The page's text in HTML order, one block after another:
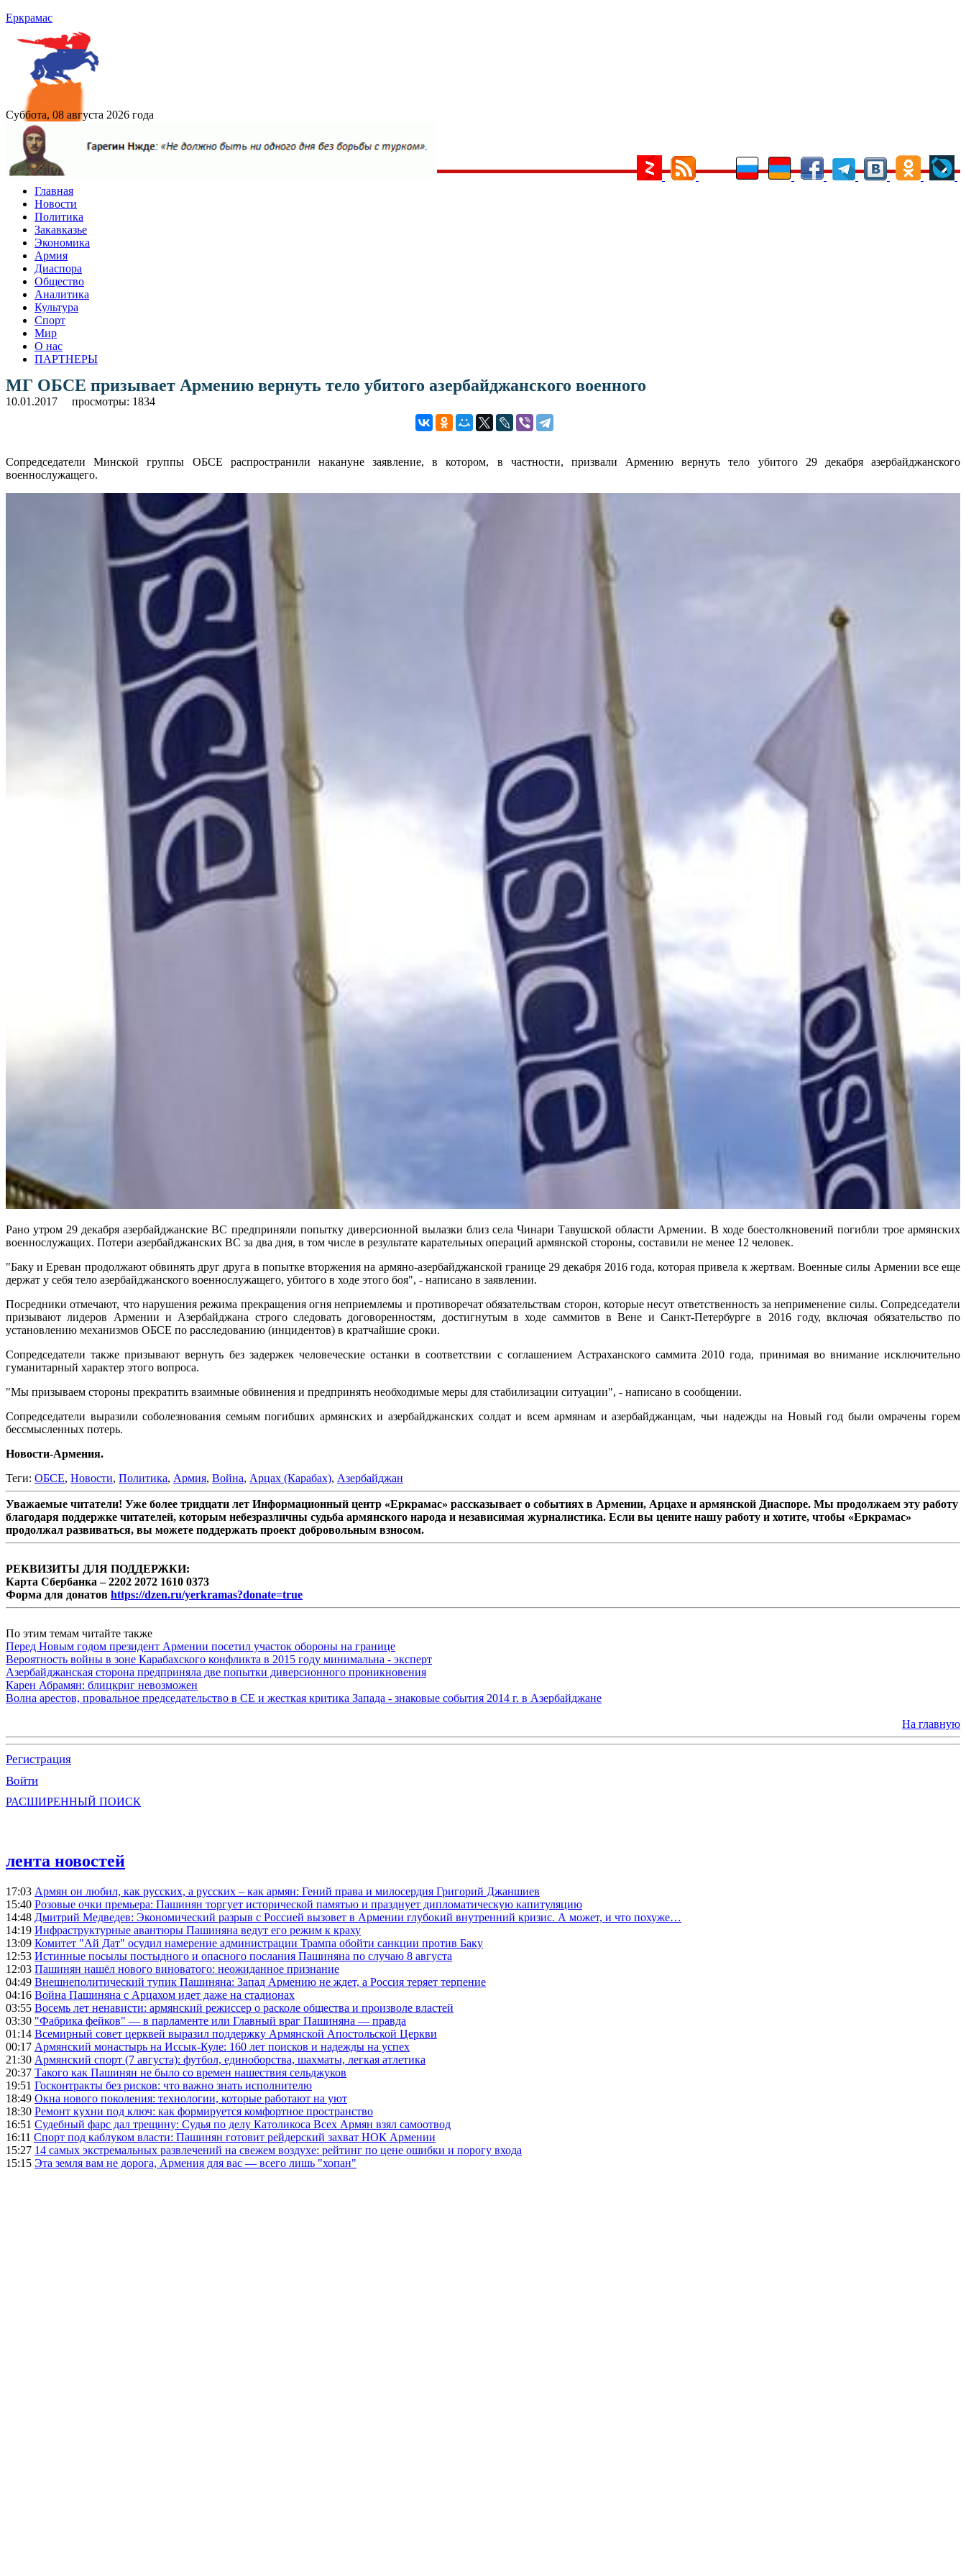
Еркрамас
Суббота, 08 августа 2026 года
Главная
Новости
Политика
Закавказье
Экономика
Армия
Диаспора
Общество
Аналитика
Культура
Спорт
Мир
О нас
ПАРТНЕРЫ
МГ ОБСЕ призывает Армению вернуть тело убитого азербайджанского военного
10.01.2017 просмотры: 1834
Сопредседатели Минской группы ОБСЕ распространили накануне заявление, в котором, в частности, призвали Армению вернуть тело убитого 29 декабря азербайджанского
военнослужащего.
Рано утром 29 декабря азербайджанские ВС предприняли попытку диверсионной вылазки близ села Чинари Тавушской области Армении. В ходе боестолкновений погибли трое армянских
военнослужащих. Потери азербайджанских ВС за два дня, в том числе в результате карательных операций армянской стороны, составили не менее 12 человек.
"Баку и Ереван продолжают обвинять друг друга в попытке вторжения на армяно-азербайджанской границе 29 декабря 2016 года, которая привела к жертвам. Военные силы Армении все еще
держат у себя тело азербайджанского военнослужащего, убитого в ходе этого боя", - написано в заявлении.
Посредники отмечают, что нарушения режима прекращения огня неприемлемы и противоречат обязательствам сторон, которые несут ответственность за неприменение силы. Сопредседатели
призывают лидеров Армении и Азербайджана строго следовать договоренностям, достигнутым в ходе саммитов в Вене и Санкт-Петербурге в 2016 году, включая обязательство по
установлению механизмов ОБСЕ по расследованию (инцидентов) в кратчайшие сроки.
Сопредседатели также призывают вернуть без задержек человеческие останки в соответствии с соглашением Астраханского саммита 2010 года, принимая во внимание исключительно
гуманитарный характер этого вопроса.
"Мы призываем стороны прекратить взаимные обвинения и предпринять необходимые меры для стабилизации ситуации", - написано в сообщении.
Сопредседатели выразили соболезнования семьям погибших армянских и азербайджанских солдат и всем армянам и азербайджанцам, чьи надежды на Новый год были омрачены горем
бессмысленных потерь.
Новости-Армения.
Теги: ОБСЕ, Новости, Политика, Армия, Война, Арцах (Карабах), Азербайджан
Уважаемые читатели! Уже более тридцати лет Информационный центр «Еркрамас» рассказывает о событиях в Армении, Арцахе и армянской Диаспоре. Мы продолжаем эту работу
благодаря поддержке читателей, которым небезразличны судьба армянского народа и независимая журналистика. Если вы цените нашу работу и хотите, чтобы «Еркрамас»
продолжал развиваться, вы можете поддержать проект добровольным взносом.
РЕКВИЗИТЫ ДЛЯ ПОДДЕРЖКИ:
Карта Сбербанка – 2202 2072 1610 0373
Форма для донатов https://dzen.ru/yerkramas?donate=true
По этим темам читайте также
Перед Новым годом президент Армении посетил участок обороны на границе
Вероятность войны в зоне Карабахского конфликта в 2015 году минимальна - эксперт
Азербайджанская сторона предприняла две попытки диверсионного проникновения
Карен Абрамян: блицкриг невозможен
Волна арестов, провальное председательство в СЕ и жесткая критика Запада - знаковые события 2014 г. в Азербайджане
На главную
Регистрация
Войти
РАСШИРЕННЫЙ ПОИСК
лента новостей
17:03 Армян он любил, как русских, а русских – как армян: Гений права и милосердия Григорий Джаншиев
15:40 Розовые очки премьера: Пашинян торгует исторической памятью и празднует дипломатическую капитуляцию
14:48 Дмитрий Медведев: Экономический разрыв с Россией вызовет в Армении глубокий внутренний кризис. А может, и что похуже…
14:19 Инфраструктурные авантюры Пашиняна ведут его режим к краху
13:09 Комитет "Ай Дат" осудил намерение администрации Трампа обойти санкции против Баку
12:53 Истинные посылы постыдного и опасного послания Пашиняна по случаю 8 августа
12:03 Пашинян нашёл нового виноватого: неожиданное признание
04:49 Внешнеполитический тупик Пашиняна: Запад Армению не ждет, а Россия теряет терпение
04:16 Война Пашиняна с Арцахом идет даже на стадионах
03:55 Восемь лет ненависти: армянский режиссер о расколе общества и произволе властей
03:30 "Фабрика фейков" — в парламенте или Главный враг Пашиняна — правда
01:14 Всемирный совет церквей выразил поддержку Армянской Апостольской Церкви
00:17 Армянский монастырь на Иссык-Куле: 160 лет поисков и надежды на успех
21:30 Армянский спорт (7 августа): футбол, единоборства, шахматы, легкая атлетика
20:37 Такого как Пашинян не было со времен нашествия сельджуков
19:51 Госконтракты без рисков: что важно знать исполнителю
18:49 Окна нового поколения: технологии, которые работают на уют
18:30 Ремонт кухни под ключ: как формируется комфортное пространство
16:51 Судебный фарс дал трещину: Судья по делу Католикоса Всех Армян взял самоотвод
16:11 Спорт под каблуком власти: Пашинян готовит рейдерский захват НОК Армении
15:27 14 самых экстремальных развлечений на свежем воздухе: рейтинг по цене ошибки и порогу входа
15:15 Эта земля вам не дорога, Армения для вас — всего лишь "хопан"